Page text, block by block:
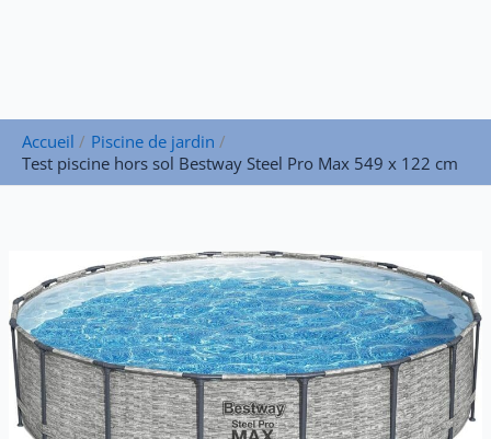
Accueil
Piscine de jardin
Test piscine hors sol Bestway Steel Pro Max 549 x 122 cm